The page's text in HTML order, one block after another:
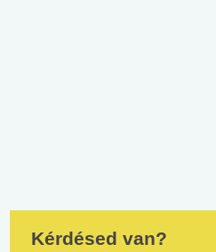
Kérdésed van?